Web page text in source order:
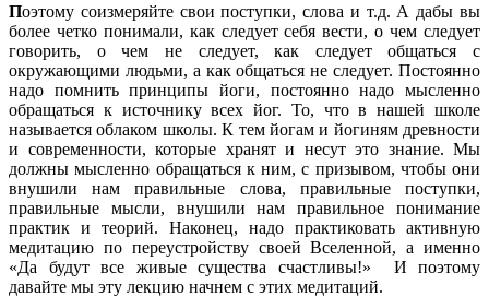
Поэтому соизмеряйте свои поступки, слова и т.д. А дабы вы
более четко понимали, как следует себя вести, о чем следует
говорить, о чем не следует, как следует общаться с
окружающими людьми, а как общаться не следует. Постоянно
надо помнить принципы йоги, постоянно надо мысленно
обращаться к источнику всех йог. То, что в нашей школе
называется облаком школы. К тем йогам и йогиням древности
и современности, которые хранят и несут это знание. Мы
должны мысленно обращаться к ним, с призывом, чтобы они
внушили нам правильные слова, правильные поступки,
правильные мысли, внушили нам правильное понимание
практик и теорий. Наконец, надо практиковать активную
медитацию по переустройству своей Вселенной, а именно
«Да будут все живые существа счастливы!» И поэтому
давайте мы эту лекцию начнем с этих медитаций.